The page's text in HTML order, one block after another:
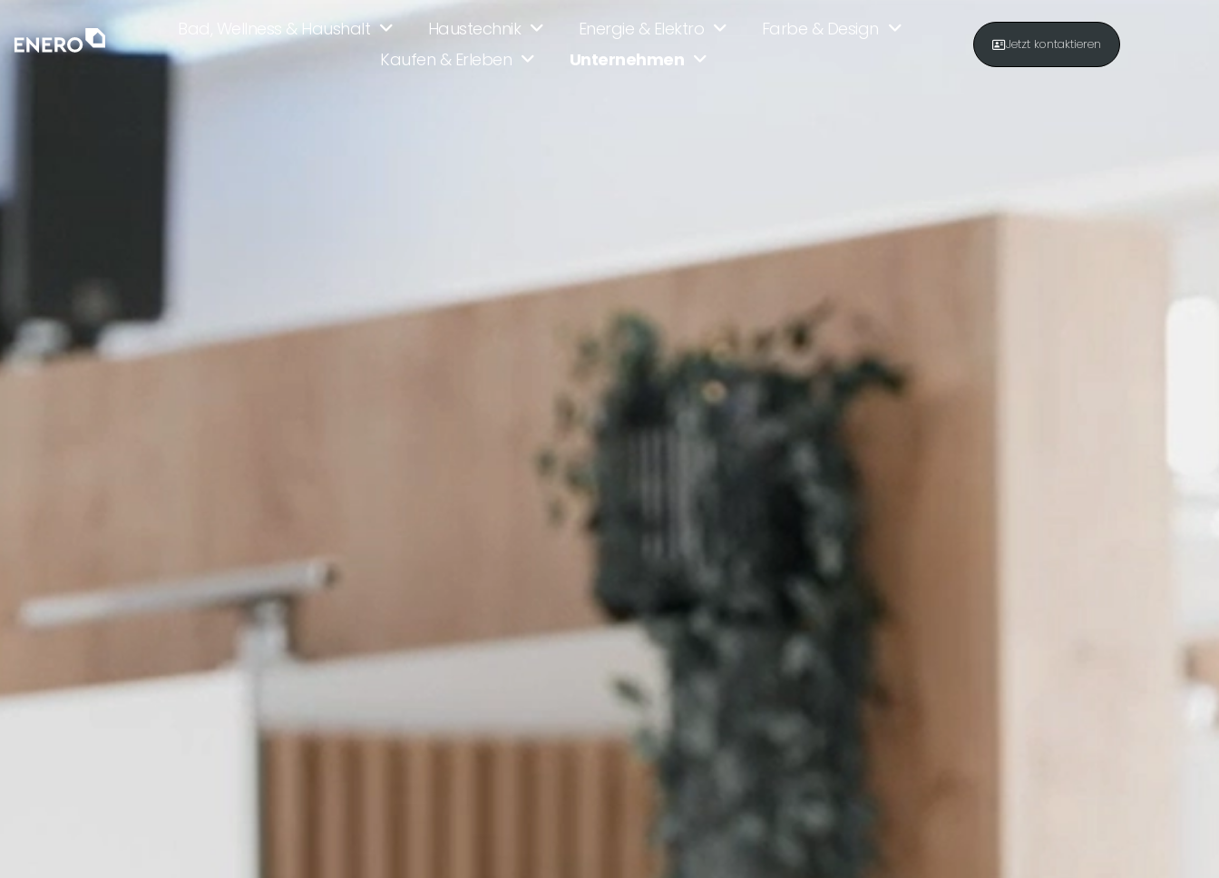
Bad, Wellness & Haushalt Haustechnik Energie & Elektro
Farbe & Design
Kaufen & Erleben
Unternehmen
Jetzt kontaktieren